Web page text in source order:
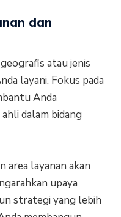
dan
atau jenis
layani. Fokus pada
Anda
dalam bidang
area layanan akan
upaya
strategi yang lebih